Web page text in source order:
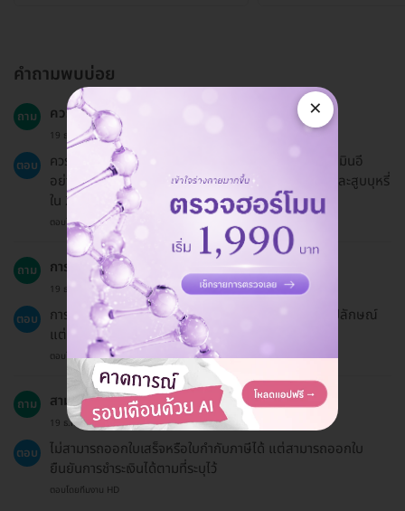
คำถามพบบ่อย
ถาม ควรเตรียมตัวอย่างไรบ้างก่อนเข้ารับบริการ?
19 ธ.ค. 2024
ตอบ
ควรงดการรับประทานยาบางชนิด เช่น แอสไพรินและวิตามินอี
อย่างน้อย 1 สัปดาห์ก่อนทำ รวมถึงงดดื่มแอลกอฮอล์และสูบบุหรี่
ใน 24 ชั่วโมงก่อนทำ
ตอบโดยทีมงาน HD
ถาม การฉีดฟิลเลอร์เหมาะกับทุกกลุ่มอายุหรือไม่?
19 ธ.ค. 2024
ตอบ
การฉีดฟิลเลอร์เหมาะสำหรับผู้ใหญ่ที่ต้องการปรับปรุงรูปลักษณ์
แต่ควรปรึกษาแพทย์เพื่อประเมินความเหมาะสม
ตอบโดยทีมงาน HD
ถาม สามารถออกใบเสร็จหรือใบกำกับภาษีได้หรือไม่?
19 ธ.ค. 2024
ตอบ
ไม่สามารถออกใบเสร็จหรือใบกำกับภาษีได้ แต่สามารถออกใบ
ยืนยันการชำระเงินได้ตามที่ระบุไว้
ตอบโดยทีมงาน HD
×